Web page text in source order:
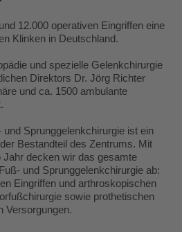
12.000 operativen Eingriffen eine
Klinken in Deutschland.
und spezielle Gelenkchirurgie
Direktors Dr. Jörg Richter
und ca. 1500 ambulante
Sprunggelenkchirurgie ist ein
Bestandteil des Zentrums. Mit
Jahr decken wir das gesamte
und Sprunggelenkchirurgie ab:
Eingriffen und arthroskopischen
sowie prothetischen
Versorgungen.